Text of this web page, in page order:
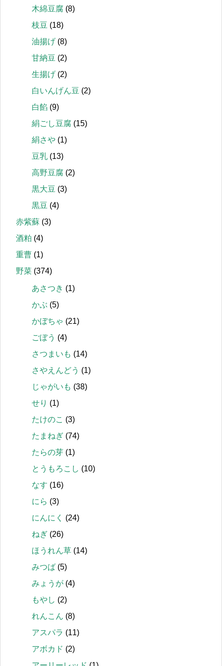
木綿豆腐 (8)
枝豆 (18)
油揚げ (8)
甘納豆 (2)
生揚げ (2)
白いんげん豆 (2)
白餡 (9)
絹ごし豆腐 (15)
絹さや (1)
豆乳 (13)
高野豆腐 (2)
黒大豆 (3)
黒豆 (4)
赤紫蘇 (3)
酒粕 (4)
重曹 (1)
野菜 (374)
あさつき (1)
かぶ (5)
かぼちゃ (21)
ごぼう (4)
さつまいも (14)
さやえんどう (1)
じゃがいも (38)
せり (1)
たけのこ (3)
たまねぎ (74)
たらの芽 (1)
とうもろこし (10)
なす (16)
にら (3)
にんにく
(24)
ねぎ (26)
ほうれん草 (14)
みつば (5)
みょうが (4)
もやし (2)
れんこん (8)
アスパラ (11)
アボカド (2)